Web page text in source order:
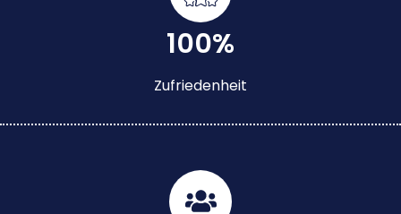
100%
Zufriedenheit